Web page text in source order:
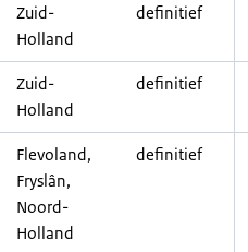
Zuid-
Holland
definitief
Zuid-
Holland
definitief
Flevoland,
Fryslân,
Noord-
Holland
definitief